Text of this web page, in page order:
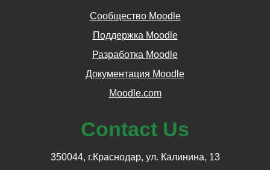
Сообщество Moodle
Поддержка Moodle
Разработка Moodle
Документация Moodle
Moodle.com
Contact Us
350044, г.Краснодар, ул. Калинина, 13